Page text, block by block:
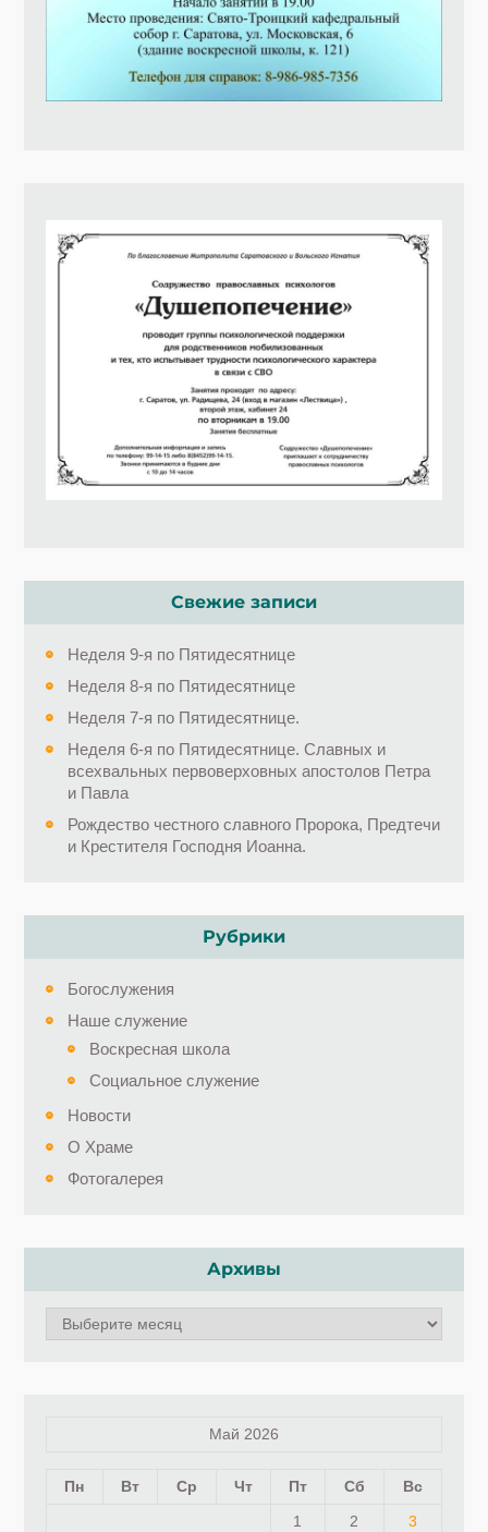
Свежие записи
Неделя 9-я по Пятидесятнице
Неделя 8-я по Пятидесятнице
Неделя 7-я по Пятидесятнице.
Неделя 6-я по Пятидесятнице. Славных и
всехвальных первоверховных апостолов Петра
и Павла
Рождество честного славного Пророка, Предтечи
и Крестителя Господня Иоанна.
Рубрики
Богослужения
Наше служение
Воскресная школа
Социальное служение
Новости
О Храме
Фотогалерея
Архивы
Архивы
Май 2026
Пн Вт Ср Чт Пт Сб
Вс
1
2
3